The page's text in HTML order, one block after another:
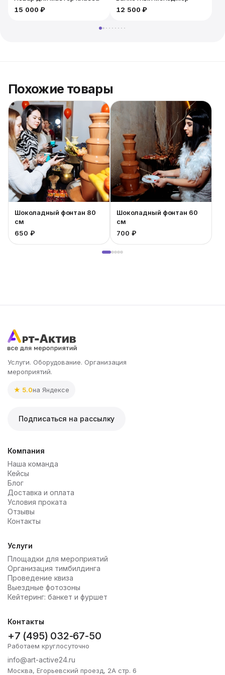
15 000 ₽
12 500 ₽
Похожие товары
Шоколадный фонтан 80
см
650 ₽
Шоколадный фонтан 60
см
700 ₽
Услуги. Оборудование. Организация
мероприятий.
★ 5.0на Яндексе
Подписаться на рассылку
Компания
Наша команда
Кейсы
Блог
Доставка и оплата
Условия проката
Отзывы
Контакты
Услуги
Площадки для мероприятий
Организация тимбилдинга
Проведение квиза
Выездные фотозоны
Кейтеринг: банкет и фуршет
Контакты
+7 (495) 032-67-50
Работаем круглосуточно
info@art-active24.ru
Москва, Егорьевский проезд, 2А стр. 6